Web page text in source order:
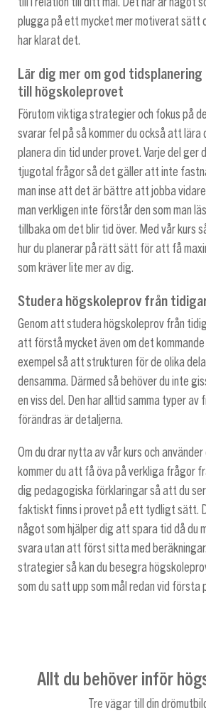
plugga på ett mycket mer motiverat sätt
har klarat det.
Lär dig mer om god
till högskoleprovet
Förutom viktiga strategier och fokus på
svarar fel på så kommer du också att lära
planera din tid under provet. Varje del ger
tjugotal frågor så det gäller att inte
man inse att det är bättre att jobba
man verkligen inte förstår den som man
tillbaka om det blir tid över. Med vår kurs
hur du planerar på rätt sätt för att få
som kräver lite mer av dig.
Studera högskoleprov från
Genom att studera högskoleprov från
att förstå mycket även om det kommande
exempel så att strukturen för de olika
densamma. Därmed så behöver du inte
en viss del. Den har alltid samma typer av
förändras är detaljerna.
Om du drar nytta av vår kurs och
kommer du att få öva på verkliga frågor
dig pedagogiska förklaringar så att du
faktiskt finns i provet på ett tydligt sätt.
något som hjälper dig att spara tid då du
svara utan att först sitta med
strategier så kan du besegra
som du satt upp som mål redan vid
Allt du behöver inför
Tre vägar till din